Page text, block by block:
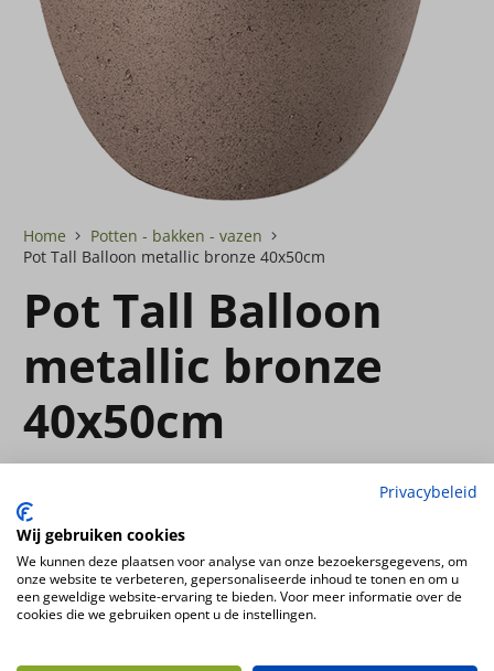
Home
Potten - bakken - vazen
Pot Tall Balloon metallic bronze 40x50cm
Pot Tall Balloon
metallic bronze
40x50cm
€
1 op voorraad
1 op voorraad
Toevoegen aan winkelwagen
Privacybeleid
Wij gebruiken cookies
We kunnen deze plaatsen voor analyse van onze bezoekersgegevens, om
onze website te verbeteren, gepersonaliseerde inhoud te tonen en om u
een geweldige website-ervaring te bieden. Voor meer informatie over de
cookies die we gebruiken opent u de instellingen.